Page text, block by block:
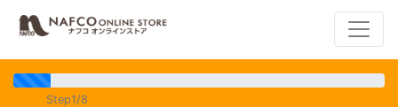
Step1/8